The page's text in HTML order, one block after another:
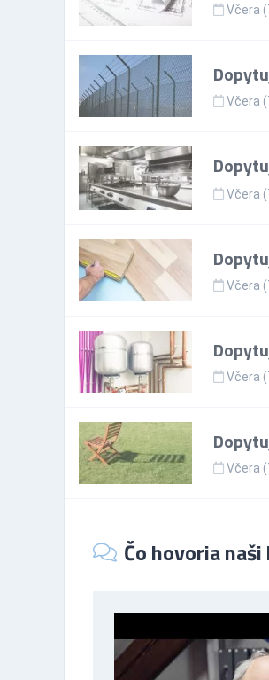
Včera
Včera
Včera
Včera
Včera
Včera
Čo hovoria